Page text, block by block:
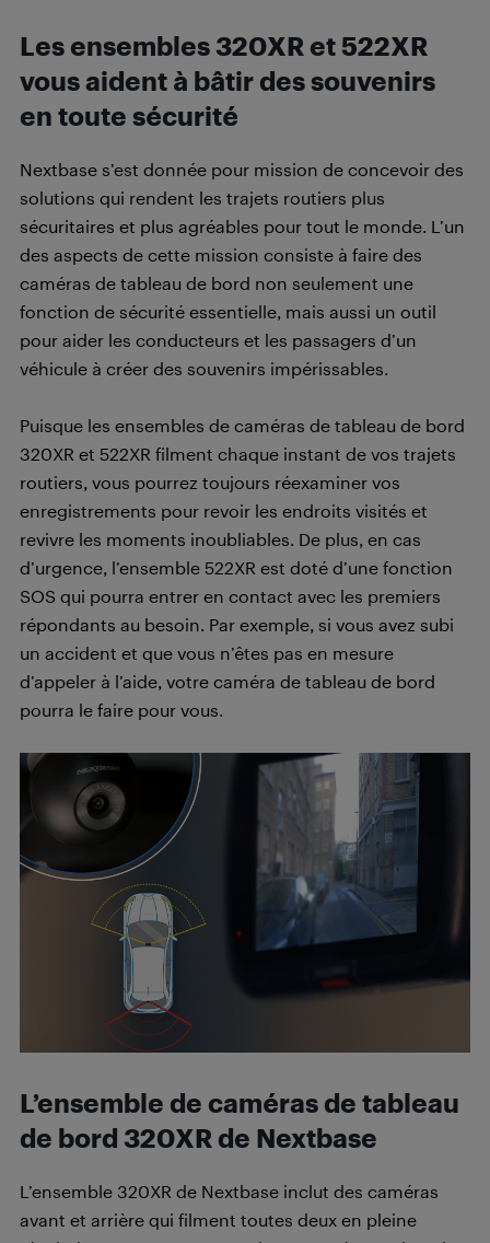
Les ensembles 320XR et 522XR
vous aident à bâtir des souvenirs
en toute sécurité
Nextbase s’est donnée pour mission de concevoir des
solutions qui rendent les trajets routiers plus
sécuritaires et plus agréables pour tout le monde. L’un
des aspects de cette mission consiste à faire des
caméras de tableau de bord non seulement une
fonction de sécurité essentielle, mais aussi un outil
pour aider les conducteurs et les passagers d’un
véhicule à créer des souvenirs impérissables.
Puisque les ensembles de caméras de tableau de bord
320XR et 522XR filment chaque instant de vos trajets
routiers, vous pourrez toujours réexaminer vos
enregistrements pour revoir les endroits visités et
revivre les moments inoubliables. De plus, en cas
d’urgence, l’ensemble 522XR est doté d’une fonction
SOS qui pourra entrer en contact avec les premiers
répondants au besoin. Par exemple, si vous avez subi
un accident et que vous n’êtes pas en mesure
d’appeler à l’aide, votre caméra de tableau de bord
pourra le faire pour vous.
L’ensemble de caméras de tableau
de bord 320XR de Nextbase
L’ensemble 320XR de Nextbase inclut des caméras
avant et arrière qui filment toutes deux en pleine